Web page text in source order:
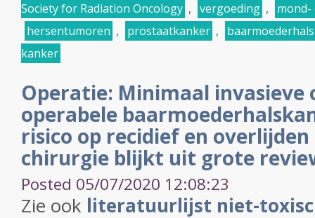
Society for Radiation Oncology , vergoeding ,
mond-
hersentumoren , prostaatkanker ,
kanker
Operatie: Minimaal invasieve
operabele
risico op recidief en overlijden
chirurgie blijkt uit grote
Posted 05/07/2020 12:08:23
Zie ook literatuurlijst niet-